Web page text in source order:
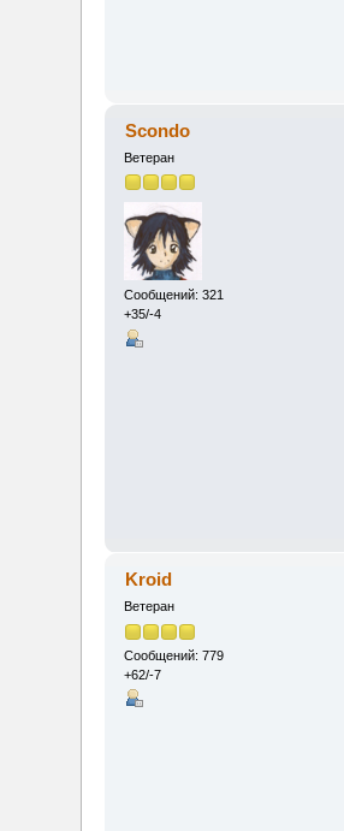
Scondo
Ветеран
Сообщений: 321
+35/-4
Kroid
Ветеран
Сообщений: 779
+62/-7